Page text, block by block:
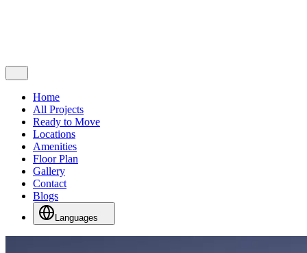
Home
All Projects
Ready to Move
Locations
Amenities
Floor Plan
Gallery
Contact
Blogs
Languages